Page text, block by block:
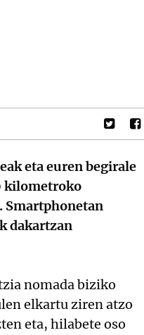
eta euren begirale
kilometroko
Smartphonetan
dakartzan
nomada biziko
elkartu ziren atzo
eta, hilabete oso